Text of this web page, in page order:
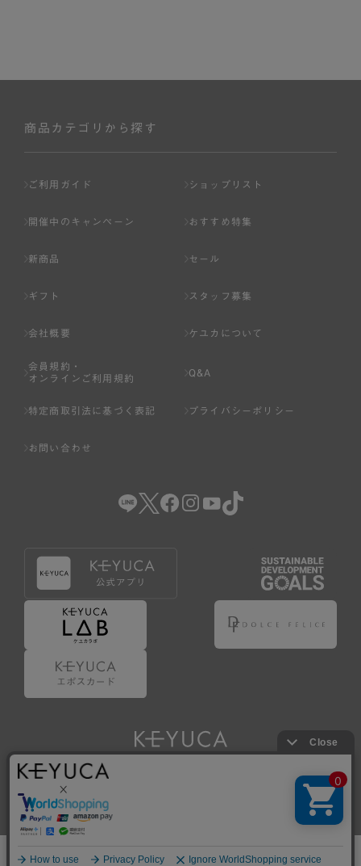
商品カテゴリから探す
ご利用ガイド ショップリスト
開催中のキャンペーン おすすめ特集
新商品 セール
ギフト スタッフ募集
会社概要 ケユカについて
会員規約・
オンラインご利用規約
Q&A
特定商取引法に基づく表記 プライバシーポリシー
お問い合わせ
Copyright © KAWAJUN Co., Ltd. All Rights Reserved.